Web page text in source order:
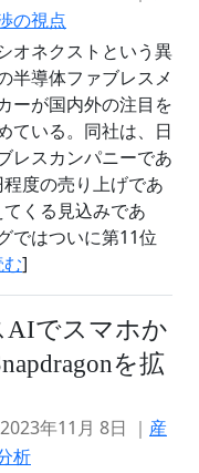
の視点
オネクストという異
半導体ファブレスメ
ーが国内外の注目を
ている。同社は、日
レスカンパニーであ
度の売り上げであ
くる見込みであ
ではついに第11位
]
AIでスマホか
を拡
2023年11月 8日 ｜ 産
析